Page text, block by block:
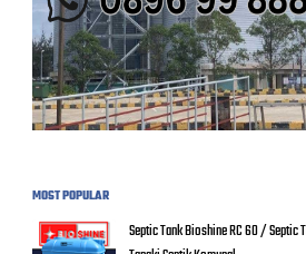
MOST POPULAR
Septic Tank Bioshine RC 60 / Septic